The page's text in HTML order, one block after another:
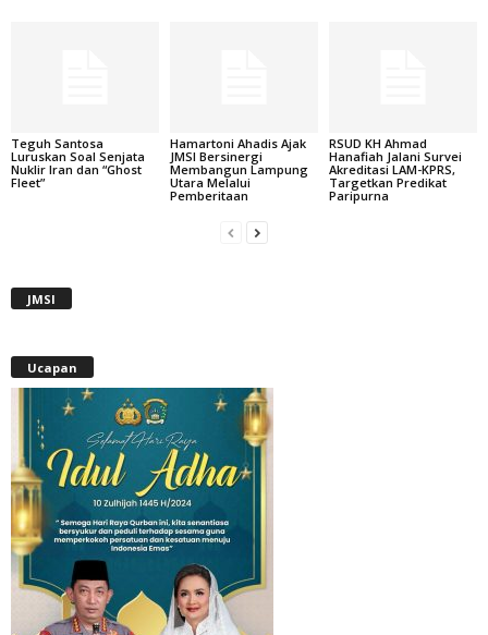
Teguh Santosa
Luruskan Soal Senjata
Nuklir Iran dan “Ghost
Fleet”
Hamartoni Ahadis Ajak
JMSI Bersinergi
Membangun Lampung
Utara Melalui
Pemberitaan
RSUD KH Ahmad
Hanafiah Jalani Survei
Akreditasi LAM-KPRS,
Targetkan Predikat
Paripurna
JMSI
Ucapan